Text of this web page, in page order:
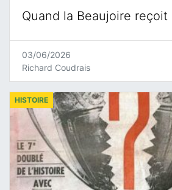
Quand la Beaujoire reçoit
03/06/2026
Richard Coudrais
HISTOIRE